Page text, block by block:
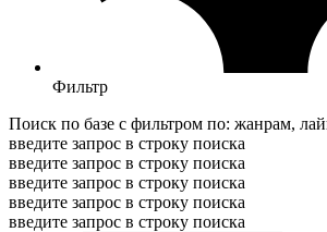
Фильтр
Поиск по базе с фильтром по: жанрам,
введите запрос в строку поиска
введите запрос в строку поиска
введите запрос в строку поиска
введите запрос в строку поиска
введите запрос в строку поиска